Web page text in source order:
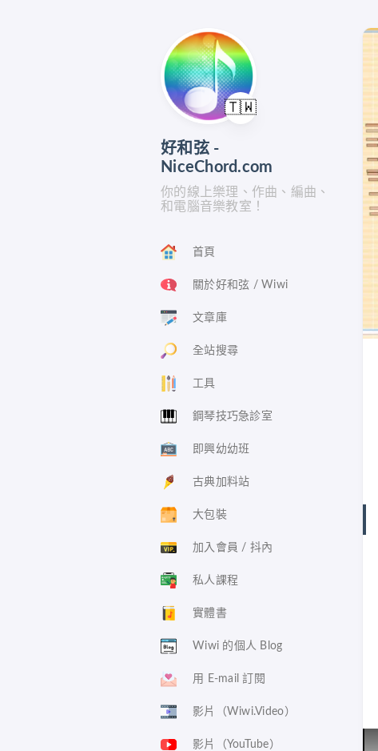
🇹🇼
好和弦 -
NiceChord.com
你的線上樂理、作曲、編曲、
和電腦音樂教室！
首頁
關於好和弦 / Wiwi
文章庫
全站搜尋
工具
鋼琴技巧急診室
即興幼幼班
古典加料站
大包裝
加入會員 / 抖內
私人課程
實體書
Wiwi 的個人 Blog
用 E-mail 訂閱
影片（Wiwi.Video）
影片（YouTube）